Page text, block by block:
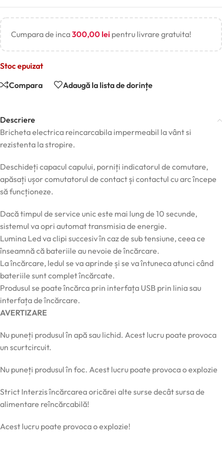
Cumpara de inca300,00 lei pentru livrare gratuita!
Stoc epuizat
Compara
Adaugă la lista de dorințe
Descriere
Bricheta electrica reincarcabila impermeabil la vânt si
rezistenta la stropire.
Deschideți capacul capului, porniți indicatorul de comutare,
apăsați ușor comutatorul de contact și contactul cu arc începe
să funcționeze.
Dacă timpul de service unic este mai lung de 10 secunde,
sistemul va opri automat transmisia de energie.
Lumina Led va clipi succesiv în caz de sub tensiune, ceea ce
înseamnă că bateriile au nevoie de încărcare.
La încărcare, ledul se va aprinde și se va întuneca atunci când
bateriile sunt complet încărcate.
Produsul se poate încărca prin interfața USB prin linia sau
interfața de încărcare.
AVERTIZARE
Nu puneți produsul în apă sau lichid. Acest lucru poate provoca
un scurtcircuit.
Nu puneți produsul în foc. Acest lucru poate provoca o explozie
Strict Interzis încărcarea oricărei alte surse decât sursa de
alimentare reîncărcabilă!
Acest lucru poate provoca o explozie!